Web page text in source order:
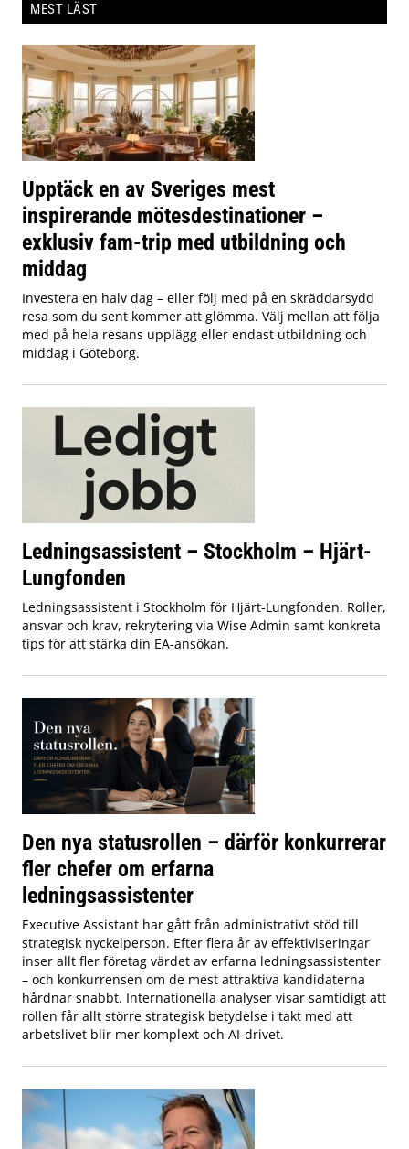
MEST LÄST
Upptäck en av Sveriges mest
inspirerande mötesdestinationer –
exklusiv fam-trip med utbildning och
middag
Investera en halv dag – eller följ med på en skräddarsydd
resa som du sent kommer att glömma. Välj mellan att följa
med på hela resans upplägg eller endast utbildning och
middag i Göteborg.
Ledningsassistent – Stockholm – Hjärt-
Lungfonden
Ledningsassistent i Stockholm för Hjärt-Lungfonden. Roller,
ansvar och krav, rekrytering via Wise Admin samt konkreta
tips för att stärka din EA-ansökan.
Den nya statusrollen – därför konkurrerar
fler chefer om erfarna
ledningsassistenter
Executive Assistant har gått från administrativt stöd till
strategisk nyckelperson. Efter flera år av effektiviseringar
inser allt fler företag värdet av erfarna ledningsassistenter
– och konkurrensen om de mest attraktiva kandidaterna
hårdnar snabbt. Internationella analyser visar samtidigt att
rollen får allt större strategisk betydelse i takt med att
arbetslivet blir mer komplext och AI-drivet.